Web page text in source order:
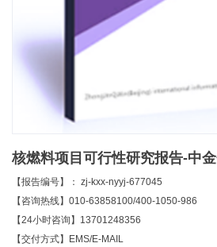
核燃料项目可行性研究报告-中
【报告编号】： zj-kxx-nyyj-677045
【咨询热线】010-63858100/400-1050-986
【24小时咨询】13701248356
【交付方式】EMS/E-MAIL